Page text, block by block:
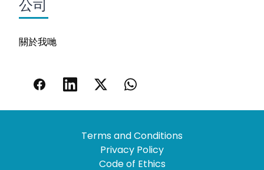
公司
關於我哋
Terms and Conditions
Privacy Policy
Code of Ethics